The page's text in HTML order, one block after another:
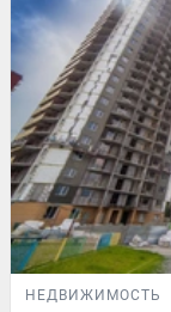
НЕДВИЖИМОСТЬ